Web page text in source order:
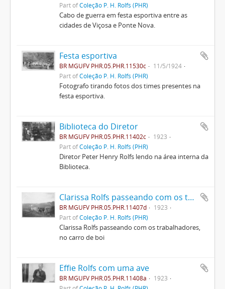
Part ofColeção P. H. Rolfs (PHR)
Cabo de guerra em festa esportiva entre as
cidades de Viçosa e Ponte Nova.
Festa esportiva
BR MGUFV PHR.05.PHR.11530c
11/5/1924
Part ofColeção P. H. Rolfs (PHR)
Fotografo tirando fotos dos times presentes na
festa esportiva.
Biblioteca do Diretor
BR MGUFV PHR.05.PHR.11402c
1923
Part ofColeção P. H. Rolfs (PHR)
Diretor Peter Henry Rolfs lendo na área interna da
Biblioteca.
Clarissa Rolfs passeando com os trabalhadores, no carro de boi
BR MGUFV PHR.05.PHR.11407d
1923
Part ofColeção P. H. Rolfs (PHR)
Clarissa Rolfs passeando com os trabalhadores,
no carro de boi
Effie Rolfs com uma ave
BR MGUFV PHR.05.PHR.11408a
1923